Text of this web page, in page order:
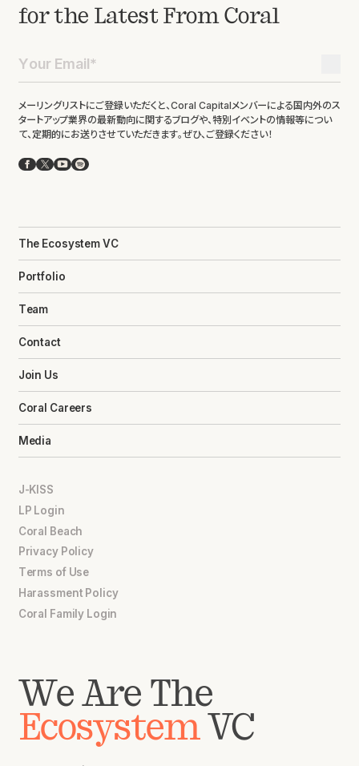
for the Latest From Coral
メーリングリストにご登録いただくと、Coral Capitalメンバーによる国内外のス
タートアップ業界の最新動向に関するブログや、特別イベントの情報等につい
て、定期的にお送りさせていただきます。ぜひ、ご登録ください！
Facebook
X YouTube
Spotify
The Ecosystem VC
Portfolio
Team
Contact
Join Us
Coral Careers
Media
J-KISS
LP Login
Coral Beach
Privacy Policy
Terms of Use
Harassment Policy
Coral Family Login
We Are The
EcosystemVC